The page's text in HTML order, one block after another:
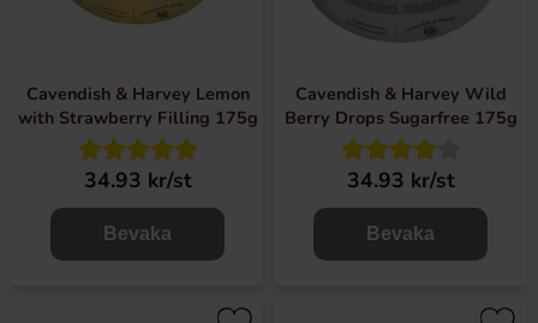
Cavendish & Harvey Lemon
with Strawberry Filling 175g
34.93 kr/st
Bevaka
Cavendish & Harvey Wild
Berry Drops Sugarfree 175g
34.93 kr/st
Bevaka